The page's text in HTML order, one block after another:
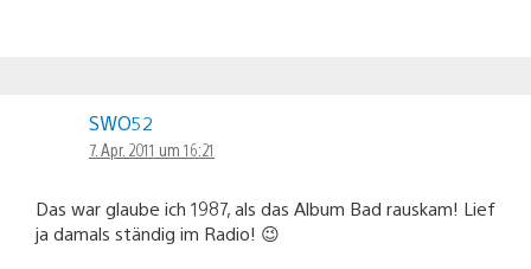
SWO52
7. Apr. 2011 um 16:21
Das war glaube ich 1987, als das Album Bad rauskam! Lief
ja damals ständig im Radio! 😉